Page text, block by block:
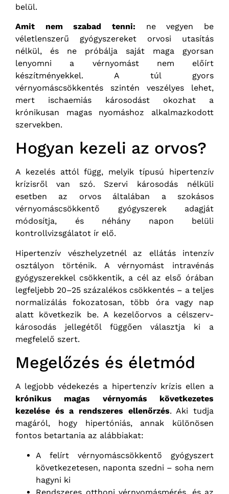
belül.
Amit nem szabad tenni: ne vegyen be
véletlenszerű gyógyszereket orvosi utasítás
nélkül, és ne próbálja saját maga gyorsan
lenyomni a vérnyomást nem előírt
készítményekkel. A túl gyors
vérnyomáscsökkentés szintén veszélyes lehet,
mert ischaemiás károsodást okozhat a
krónikusan magas nyomáshoz alkalmazkodott
szervekben.
Hogyan kezeli az orvos?
A kezelés attól függ, melyik típusú hipertenzív
krízisről van szó. Szervi károsodás nélküli
esetben az orvos általában a szokásos
vérnyomáscsökkentő gyógyszerek adagját
módosítja, és néhány napon belüli
kontrollvizsgálatot ír elő.
Hipertenzív vészhelyzetnél az ellátás intenzív
osztályon történik. A vérnyomást intravénás
gyógyszerekkel csökkentik, a cél az első órában
legfeljebb 20–25 százalékos csökkentés – a teljes
normalizálás fokozatosan, több óra vagy nap
alatt következik be. A kezelőorvos a célszerv-
károsodás jellegétől függően választja ki a
megfelelő szert.
Megelőzés és életmód
A legjobb védekezés a hipertenzív krízis ellen a
krónikus magas vérnyomás következetes
kezelése és a rendszeres ellenőrzés. Aki tudja
magáról, hogy hipertóniás, annak különösen
fontos betartania az alábbiakat:
A felírt vérnyomáscsökkentő gyógyszert
következetesen, naponta szedni – soha nem
hagyni ki
Rendszeres otthoni vérnyomásmérés, és az